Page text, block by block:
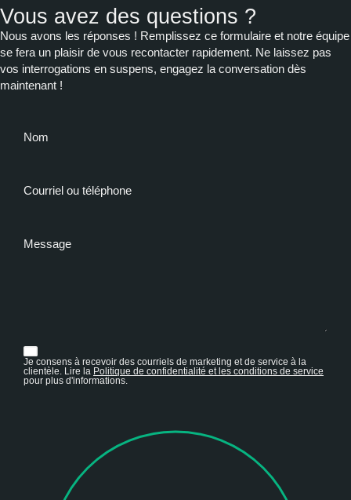
Vous avez des questions ?
Nous avons les réponses ! Remplissez ce formulaire et notre équipe
se fera un plaisir de vous recontacter rapidement. Ne laissez pas
vos interrogations en suspens, engagez la conversation dès
maintenant !
Nom
Courriel ou téléphone
Message
Je consens à recevoir des courriels de marketing et de service à la
clientèle. Lire la Politique de confidentialité et les conditions de service
pour plus d'informations.